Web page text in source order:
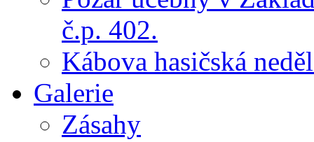
č.p. 402.
Kábova hasičská
Galerie
Zásahy